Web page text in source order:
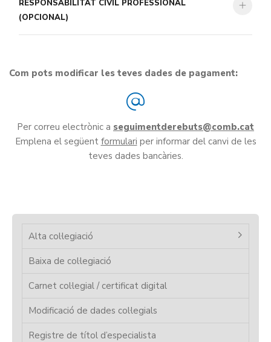
RESPONSABILITAT CIVIL PROFESSIONAL
(OPCIONAL)
Com pots modificar les teves dades de pagament:
Per correu electrònic a seguimentderebuts
Emplena el següent formulari per informar del canvi de les
teves dades bancàries.
Alta col·legiació
Baixa de col·legiació
Carnet col·legial / certificat digital
Modificació de dades col·legials
Registre de títol d’especialista